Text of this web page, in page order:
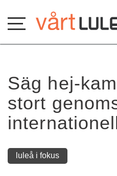
innehåll
Säg hej-
stort
luleå i fokus